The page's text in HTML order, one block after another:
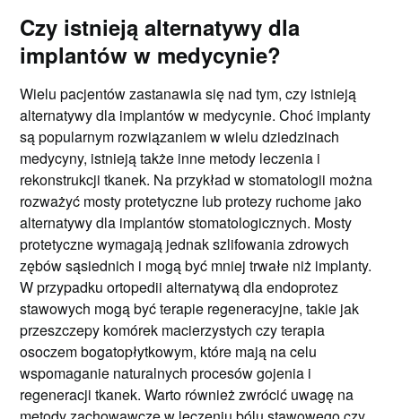
Czy istnieją alternatywy dla
implantów w medycynie?
Wielu pacjentów zastanawia się nad tym, czy istnieją
alternatywy dla implantów w medycynie. Choć implanty
są popularnym rozwiązaniem w wielu dziedzinach
medycyny, istnieją także inne metody leczenia i
rekonstrukcji tkanek. Na przykład w stomatologii można
rozważyć mosty protetyczne lub protezy ruchome jako
alternatywy dla implantów stomatologicznych. Mosty
protetyczne wymagają jednak szlifowania zdrowych
zębów sąsiednich i mogą być mniej trwałe niż implanty.
W przypadku ortopedii alternatywą dla endoprotez
stawowych mogą być terapie regeneracyjne, takie jak
przeszczepy komórek macierzystych czy terapia
osoczem bogatopłytkowym, które mają na celu
wspomaganie naturalnych procesów gojenia i
regeneracji tkanek. Warto również zwrócić uwagę na